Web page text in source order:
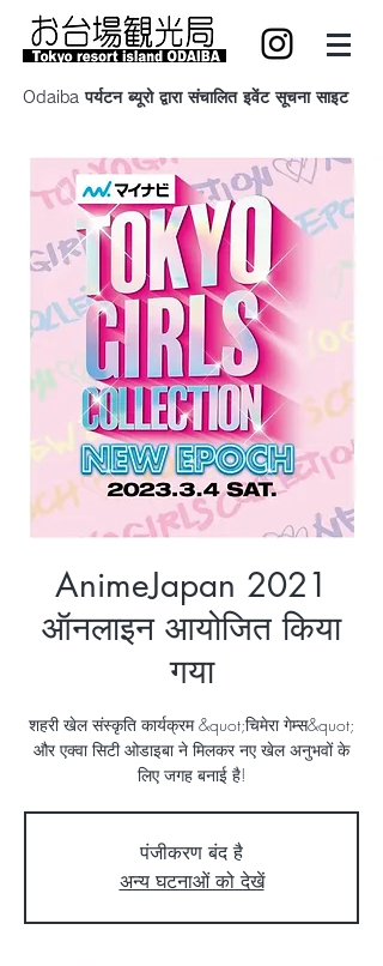
Odaiba पर्यटन ब्यूरो द्वारा संचालित इवेंट सूचना साइट
AnimeJapan 2021
ऑनलाइन आयोजित किया
गया
शहरी खेल संस्कृति कार्यक्रम &quot;चिमेरा गेम्स&quot;
और एक्वा सिटी ओडाइबा ने मिलकर नए खेल अनुभवों के
लिए जगह बनाई है!
पंजीकरण बंद है
अन्य घटनाओं को देखें